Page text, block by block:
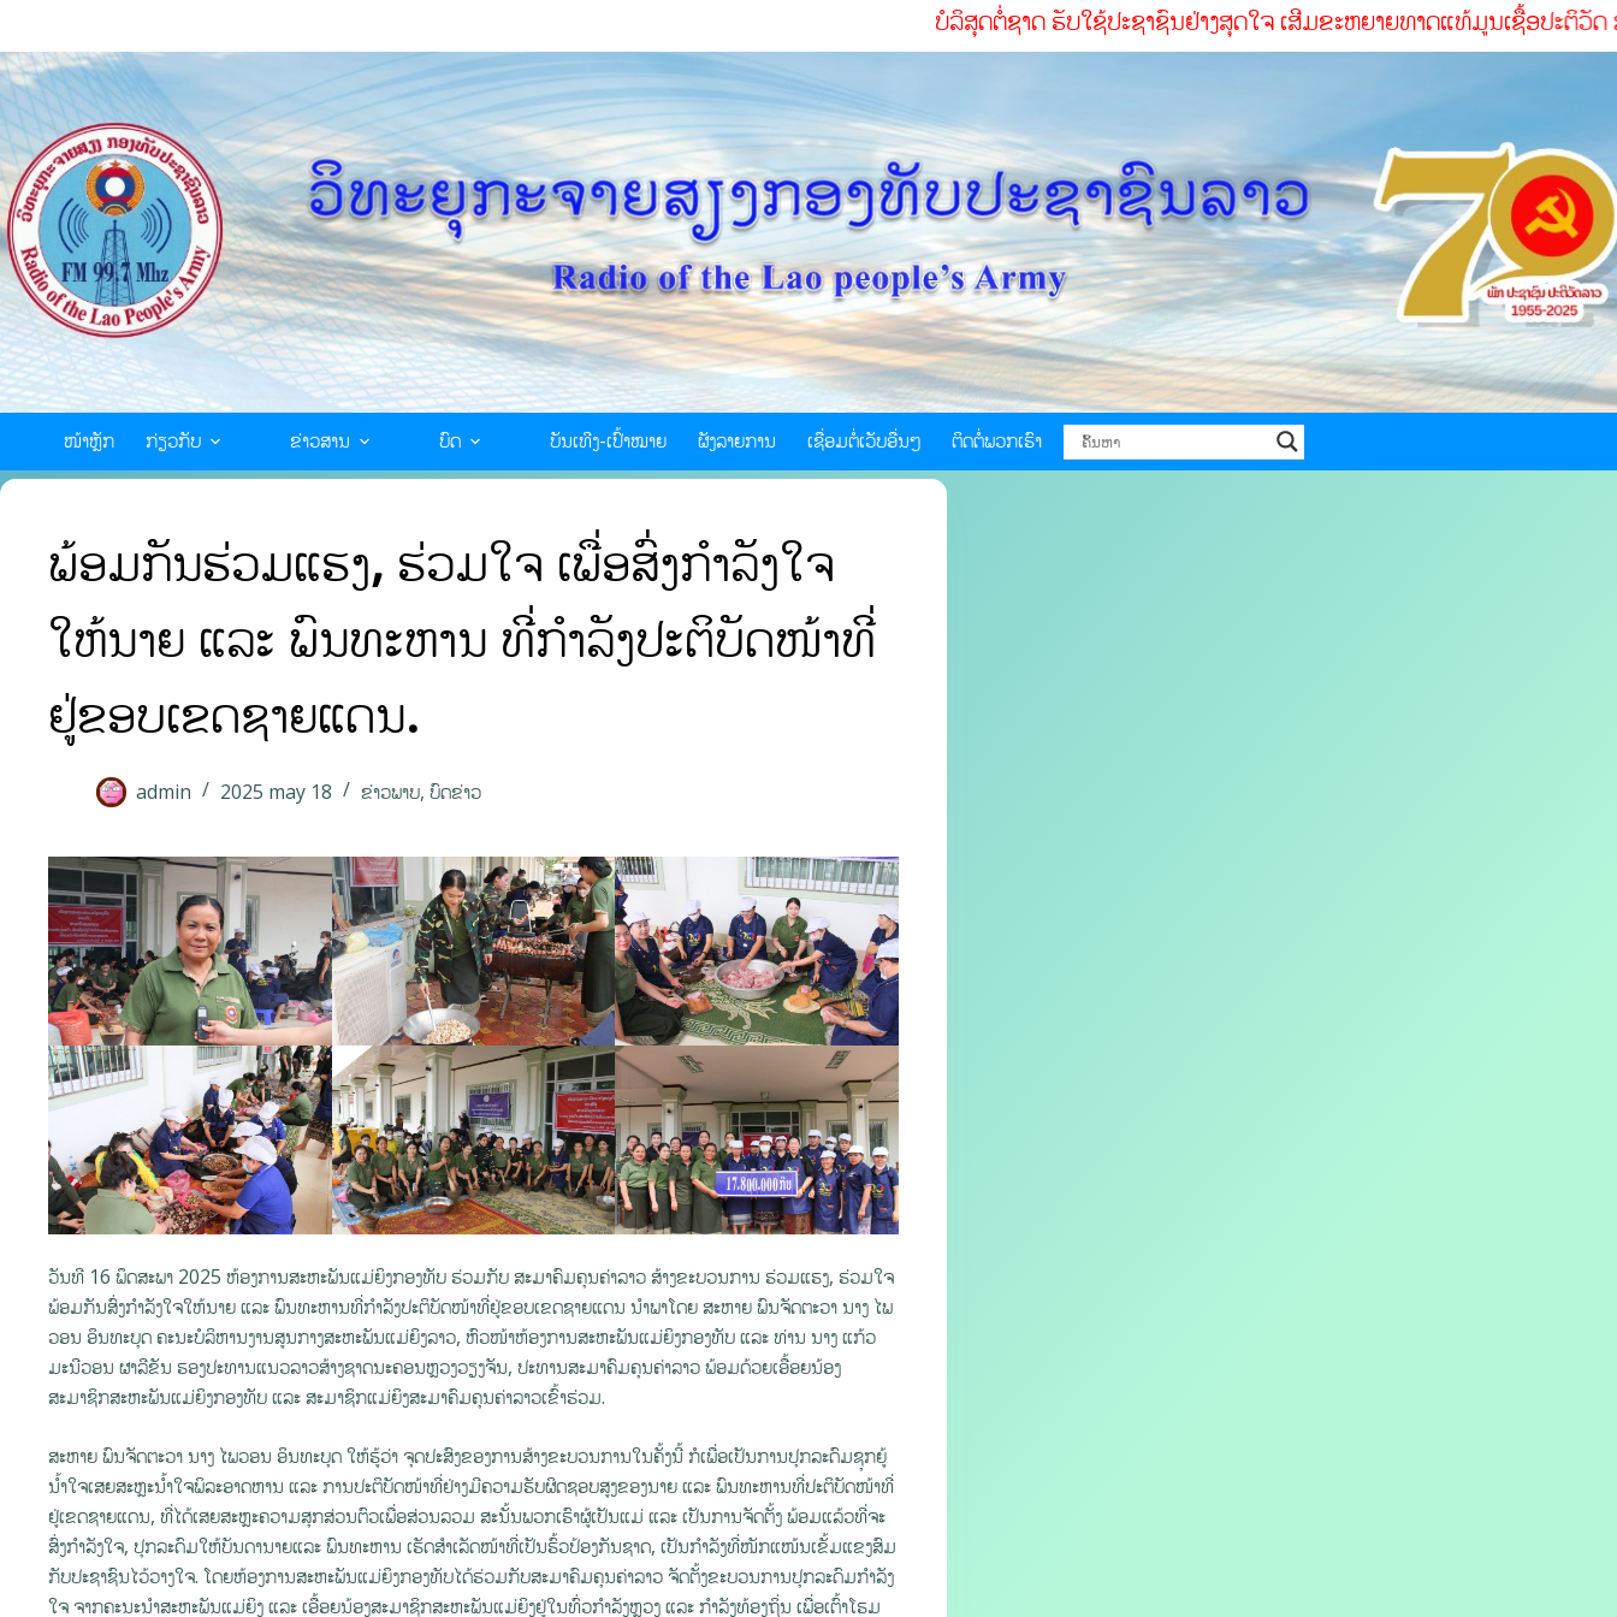
ບໍລິສຸດຕໍ່ຊາດ ຮັບໃຊ້ປະຊາຊົນຢ່າງສຸດໃຈ ເສີມຂະຫຍາຍທາດແທ້ມູນເຊື້ອປະຕິວັດ ສໍາເລັດ
ໜ້າຫຼັກ ກ່ຽວກັບ ຂ່າວສານ ບົດ ບັນເທີງ-ເປົ້າໝາຍ ຜັງລາຍການ ເຊື່ອມຕໍ່ເວັບອື່ນໆ ຕິດຕໍ່ພວກເຮົາ
ພ້ອມກັນຮ່ວມແຮງ, ຮ່ວມໃຈ ເພື່ອສົ່ງກໍາລັງໃຈ
ໃຫ້ນາຍ ແລະ ພົນທະຫານ ທີ່ກໍາລັງປະຕິບັດໜ້າທີ່
ຢູ່ຂອບເຂດຊາຍແດນ.
admin 2025 may 18 ຂ່າວພາບ, ບົດຂ່າວ
ວັນທີ 16 ພຶດສະພາ 2025 ຫ້ອງການສະຫະພັນແມ່ຍິງກອງທັບ ຮ່ວມກັບ ສະມາຄົມຄຸນຄ່າລາວ ສ້າງຂະບວນການ ຮ່ວມແຮງ, ຮ່ວມໃຈ
ພ້ອມກັນສົ່ງກໍາລັງໃຈໃຫ້ນາຍ ແລະ ພົນທະຫານທີ່ກໍາລັງປະຕິບັດໜ້າທີ່ຢູ່ຂອບເຂດຊາຍແດນ ນໍາພາໂດຍ ສະຫາຍ ພົນຈັດຕະວາ ນາງ ໄພ
ວອນ ອິນທະບຸດ ຄະນະບໍລິຫານງານສູນກາງສະຫະພັນແມ່ຍິງລາວ, ຫົວໜ້າຫ້ອງການສະຫະພັນແມ່ຍິງກອງທັບ ແລະ ທ່ານ ນາງ ແກ້ວ
ມະນີວອນ ຜາລີຂັນ ຮອງປະທານແນວລາວສ້າງຊາດນະຄອນຫຼວງວຽງຈັນ, ປະທານສະມາຄົມຄຸນຄ່າລາວ ພ້ອມດ້ວຍເອື້ອຍນ້ອງ
ສະມາຊິກສະຫະພັນແມ່ຍິງກອງທັບ ແລະ ສະມາຊິກແມ່ຍິງສະມາຄົມຄຸນຄ່າລາວເຂົ້າຮ່ວມ.
ສະຫາຍ ພົນຈັດຕະວາ ນາງ ໄພວອນ ອິນທະບຸດ ໃຫ້ຮູ້ວ່າ ຈຸດປະສົງຂອງການສ້າງຂະບວນການໃນຄັ້ງນີ້ ກໍເພື່ອເປັນການປຸກລະດົມຊຸກຍູ້
ນໍ້າໃຈເສຍສະຫຼະນໍ້າໃຈພິລະອາດຫານ ແລະ ການປະຕິບັດໜ້າທີ່ຢ່າງມີຄວາມຮັບຜິດຊອບສູງຂອງນາຍ ແລະ ພົນທະຫານທີ່ປະຕິບັດໜ້າທີ່
ຢູ່ເຂດຊາຍແດນ, ທີ່ໄດ້ເສຍສະຫຼະຄວາມສຸກສ່ວນຕົວເພື່ອສ່ວນລວມ ສະນັ້ນພວກເຮົາຜູ້ເປັນແມ່ ແລະ ເປັນການຈັດຕັ້ງ ພ້ອມແລ້ວທີ່ຈະ
ສົ່ງກໍາລັງໃຈ, ປຸກລະດົມໃຫ້ບັນດານາຍແລະ ພົນທະຫານ ເຮັດສໍາເລັດໜ້າທີ່ເປັນຮົ້ວປ້ອງກັນຊາດ, ເປັນກໍາລັງທີ່ໜັກແໜ້ນເຂັ້ມແຂງສົມ
ກັບປະຊາຊົນໄວ້ວາງໃຈ. ໂດຍຫ້ອງການສະຫະພັນແມ່ຍິງກອງທັບໄດ້ຮ່ວມກັບສະມາຄົມຄຸນຄ່າລາວ ຈັດຕັ້ງຂະບວນການປຸກລະດົມກໍາລັງ
ໃຈ ຈາກຄະນະນໍາສະຫະພັນແມ່ຍິງ ແລະ ເອື້ອຍນ້ອງສະມາຊິກສະຫະພັນແມ່ຍິງຢູ່ໃນທົ່ວກໍາລັງຫຼວງ ແລະ ກໍາລັງທ້ອງຖິ່ນ ເພື່ອເຕົ້າໂຮມ